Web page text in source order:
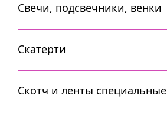
Свечи, подсвечники, венки
Скатерти
Скотч и ленты специальные